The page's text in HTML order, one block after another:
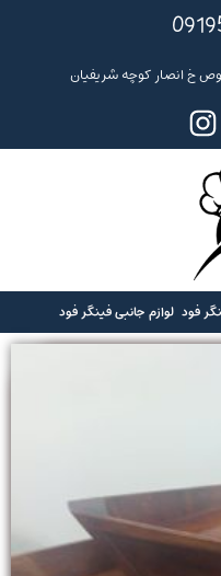
فود لوازم جانبی فینگر فود